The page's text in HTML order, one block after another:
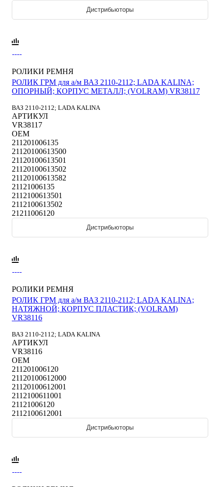
Дистрибьюторы
РОЛИКИ РЕМНЯ
РОЛИК ГРМ для а/м ВАЗ 2110-2112; LADA KALINA;
ОПОРНЫЙ; КОРПУС МЕТАЛЛ; (VOLRAM) VR38117
ВАЗ 2110-2112; LADA KALINA
АРТИКУЛ
VR38117
OEM
211201006135
21120100613500
21120100613501
21120100613502
21120100613582
21121006135
2112100613501
2112100613502
21211006120
Дистрибьюторы
РОЛИКИ РЕМНЯ
РОЛИК ГРМ для а/м ВАЗ 2110-2112; LADA KALINA;
НАТЯЖНОЙ; КОРПУС ПЛАСТИК; (VOLRAM)
VR38116
ВАЗ 2110-2112; LADA KALINA
АРТИКУЛ
VR38116
OEM
211201006120
21120100612000
21120100612001
2112100611001
21121006120
2112100612001
Дистрибьюторы